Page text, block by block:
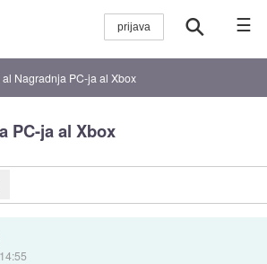
☰
al Nagradnja PC-ja al Xbox
PC-ja al Xbox